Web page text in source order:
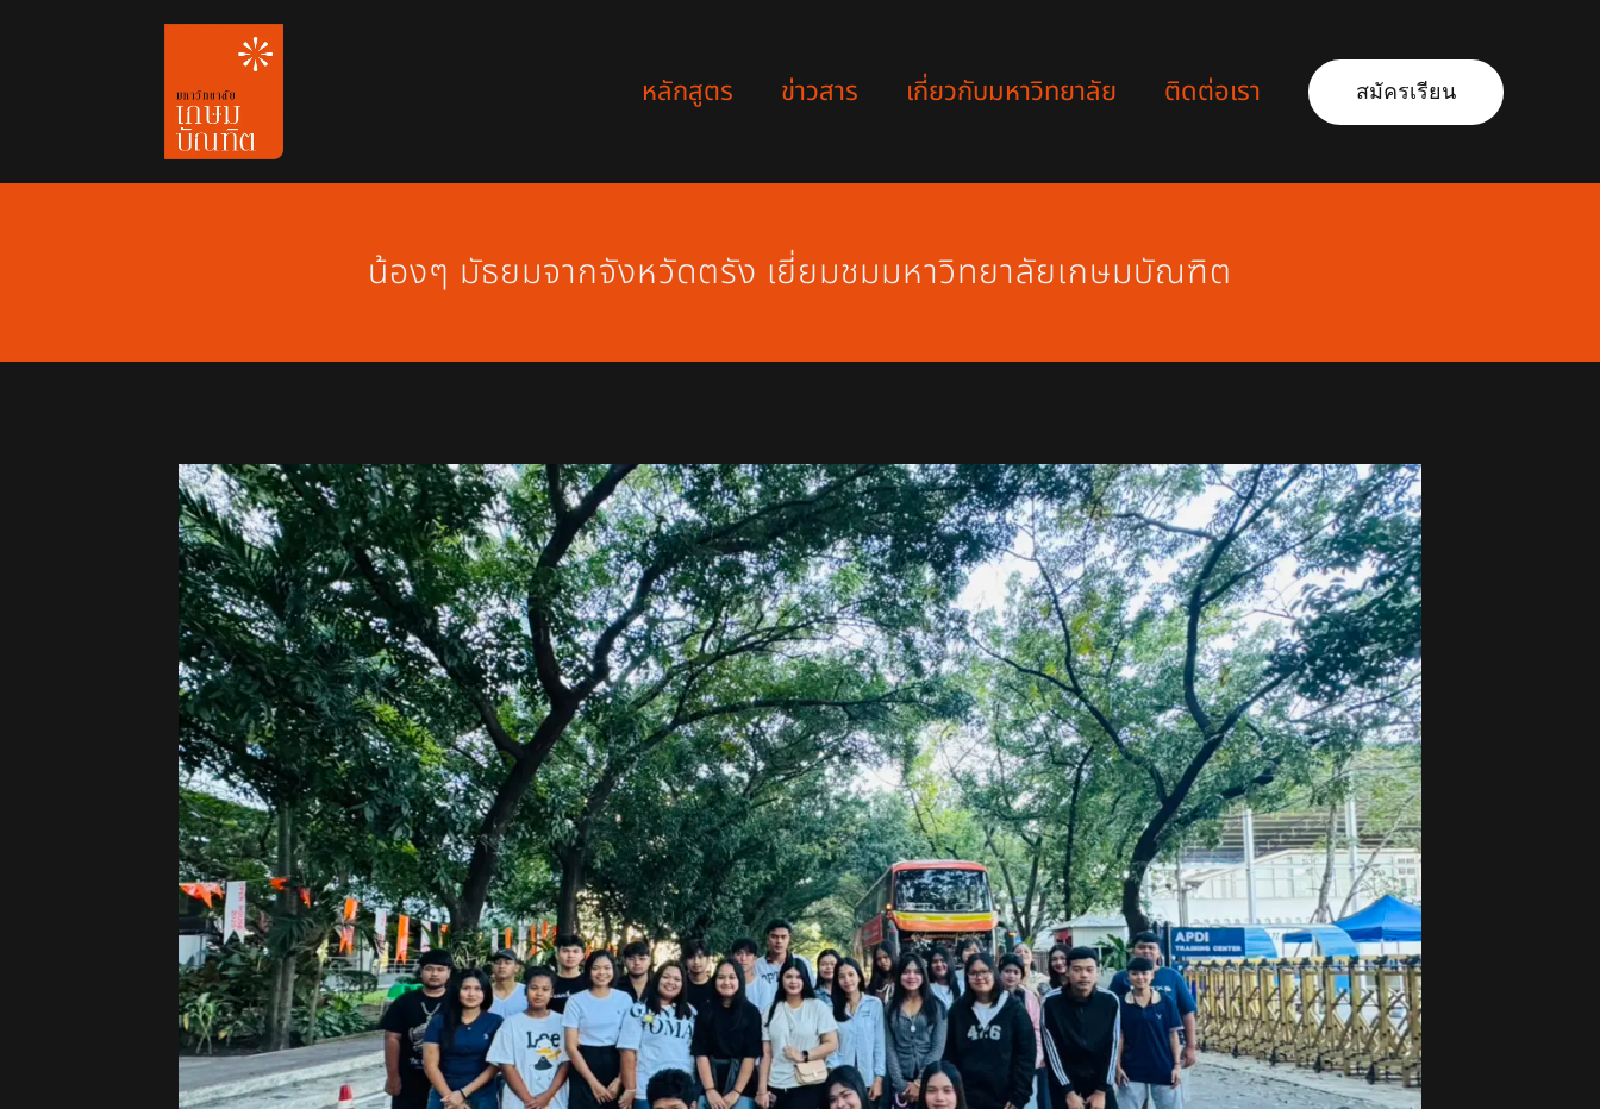
หลักสูตร ข่าวสาร เกี่ยวกับมหาวิทยาลัย ติดต่อเรา สมัครเรียน
น้องๆ มัธยมจากจังหวัดตรัง เยี่ยมชมมหาวิทยาลัยเกษมบัณฑิต